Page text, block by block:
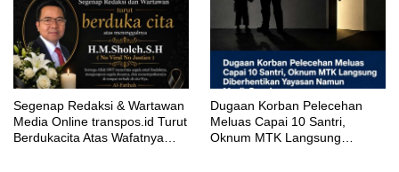
Segenap Redaksi & Wartawan
Media Online transpos.id Turut
Berdukacita Atas Wafatnya
‎Dugaan Korban Pelecehan
Meluas Capai 10 Santri,
Oknum MTK Langsung